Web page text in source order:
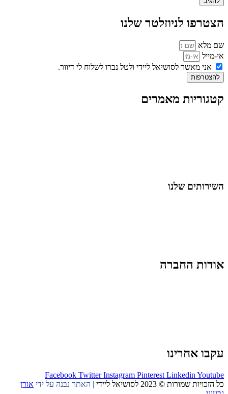
הצטרפו לניוזלטר שלנו
שם מלא
אי-מייל
אני מאשר לסושיאל ליידי ולטל נברו לשלוח לי דיוור.
להצטרפות
קטגוריות מאמרים
השירותים שלנו
אודות החברה
עקבו אחרינו
Facebook Twitter Instagram Pinterest Linkedin Youtube
כל הזכויות שמורות © 2023 לסושיאל ליידי
| האתר נבנה על ידי אורן